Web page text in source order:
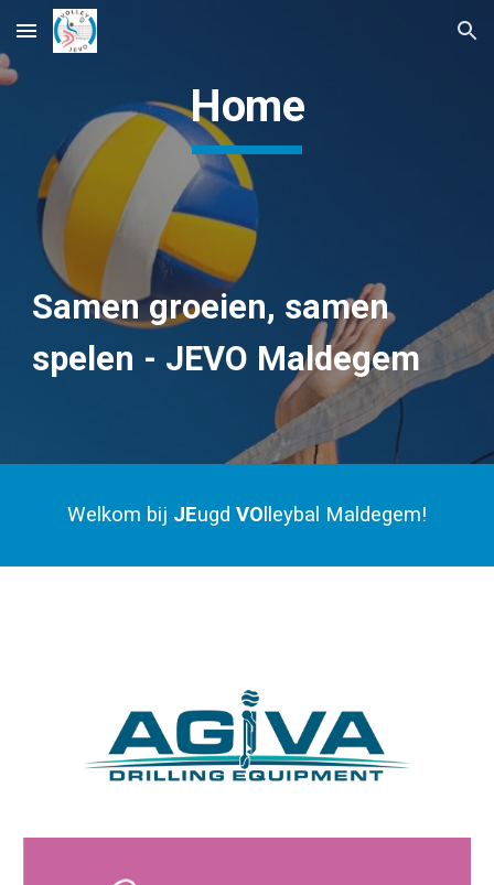
Skip to main content Skip to navigation
Home
Samen groeien, samen
spelen - JEVO Maldegem
Welkom bij JEugd VO lleybal Maldegem!